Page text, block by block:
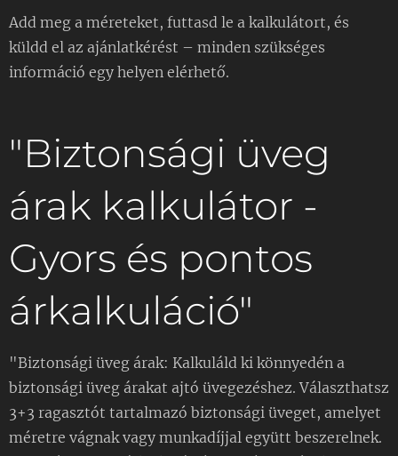
Add meg a méreteket, futtasd le a kalkulátort, és
küldd el az ajánlatkérést – minden szükséges
információ egy helyen elérhető.
"Biztonsági üveg
árak kalkulátor -
Gyors és pontos
árkalkuláció"
"Biztonsági üveg árak: Kalkuláld ki könnyedén a
biztonsági üveg árakat ajtó üvegezéshez. Választhatsz
3+3 ragasztót tartalmazó biztonsági üveget, amelyet
méretre vágnak vagy munkadíjjal együtt beszerelnek.